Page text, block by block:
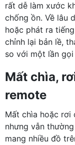
rất dễ làm xước
chống ồn. Về lâu
hoặc phát ra
chỉnh lại bản lề,
so với một lần
Mất chìa,
remote
Mất chìa hoặc rơi
nhưng vẫn
mang nhiều đồ